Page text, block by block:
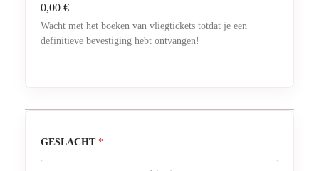
0,00 €
Wacht met het boeken van vliegtickets totdat je een
definitieve bevestiging hebt ontvangen!
GESLACHT *